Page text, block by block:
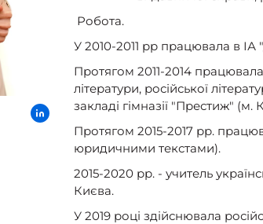
Робота.
У 2010-2011 рр працювала в
Протягом 2011-2014
літератури, російської
закладі гімназії "Престиж" (м.
Протягом 2015-2017 рр.
юридичними текстами).
2015-2020 рр. - учитель
Києва.
У 2019 році здійснювала